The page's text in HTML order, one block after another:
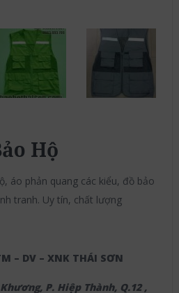
Hộ
áo phản quang các kiểu, đồ bảo
tranh. Uy tín, chất lượng
– DV – XNK THÁI SƠN
P. Hiệp Thành, Q.12 ,